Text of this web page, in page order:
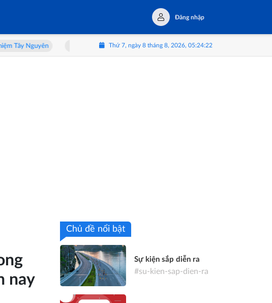
Đăng nhập
Triển lãm 'Thể Lạ': Khi con người soi mình trong tấm gương AI
Thứ 7, ngày 8 tháng 8, 2026, 05:24:23
nay
Chủ đề nổi bật
Sự kiện sắp diễn ra
#su-kien-sap-dien-ra